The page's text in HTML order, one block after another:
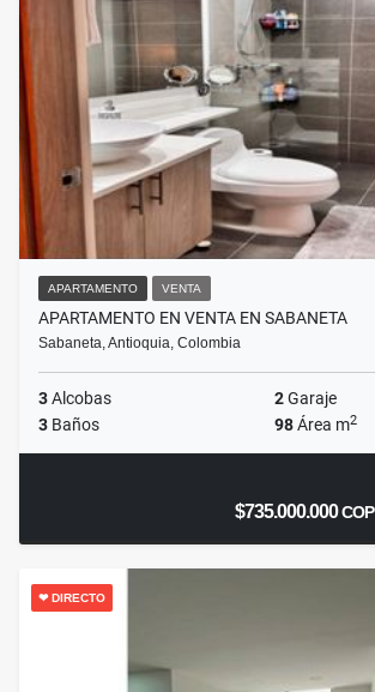
APARTAMENTO VENTA
APARTAMENTO EN VENTA EN SABANETA
Sabaneta, Antioquia, Colombia
3Alcobas 2Garaje
3 Baños 98Área m2
$735.000.000COP
❤ DIRECTO